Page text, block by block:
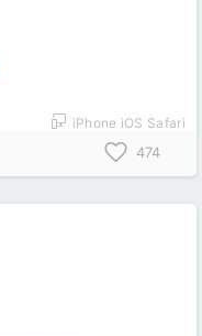
iPhone iOS Safari
474